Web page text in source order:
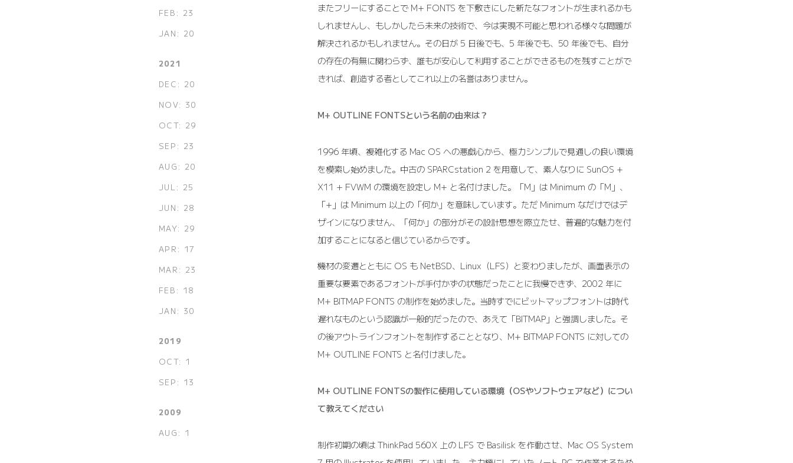
FEB: 23
JAN: 20
2021
DEC: 20
NOV: 30
OCT: 29
SEP: 23
AUG: 20
JUL: 25
JUN: 28
MAY: 29
APR: 17
MAR: 23
FEB: 18
JAN: 30
2019
OCT: 1
SEP: 13
2009
AUG: 1
またフリーにすることで M+ FONTS を下敷きにした新たなフォントが生まれるかも
しれませんし、もしかしたら未来の技術で、今は実現不可能と思われる様々な問題が
解決されるかもしれません。その日が 5 日後でも、5 年後でも、50 年後でも、自分
の存在の有無に関わらず、誰もが安心して利用することができるものを残すことがで
きれば、創造する者としてこれ以上の名誉はありません。
M+ OUTLINE FONTSという名前の由来は？
1996 年頃、複雑化する Mac OS への悪戯心から、極力シンプルで見通しの良い環境
を模索し始めました。中古の SPARCstation 2 を用意して、素人なりに SunOS +
X11 + FVWM の環境を設定し M+ と名付けました。「M」は Minimum の「M」、
「+」は Minimum 以上の「何か」を意味しています。ただ Minimum なだけではデ
ザインになりません、「何か」の部分がその設計思想を際立たせ、普遍的な魅力を付
加することになると信じているからです。
機材の変遷とともに OS も NetBSD、Linux（LFS）と変わりましたが、画面表示の
重要な要素であるフォントが手付かずの状態だったことに我慢できず、2002 年に
M+ BITMAP FONTS の制作を始めました。当時すでにビットマップフォントは時代
遅れなものという認識が一般的だったので、あえて「BITMAP」と強調しました。そ
の後アウトラインフォントを制作することとなり、M+ BITMAP FONTS に対しての
M+ OUTLINE FONTS と名付けました。
M+ OUTLINE FONTSの製作に使用している環境（OSやソフトウェアなど）につい
て教えてください
制作初期の頃は ThinkPad 560X 上の LFS で Basilisk を作動させ、Mac OS System